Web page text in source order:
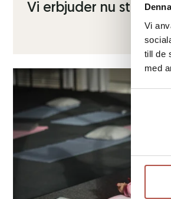
Vi
till de
med
Vi erbjuder nu